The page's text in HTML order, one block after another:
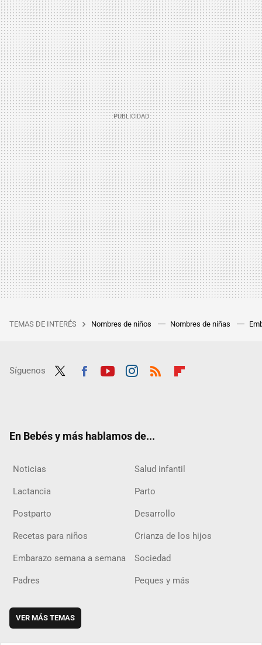
TEMAS DE INTERÉS Nombres de niños Nombres de niñas
Síguenos
En Bebés y más hablamos de...
Noticias Salud infantil
Lactancia Parto
Postparto Desarrollo
Recetas para niños Crianza de los hijos
Embarazo semana a semana Sociedad
Padres Peques y más
VER MÁS TEMAS